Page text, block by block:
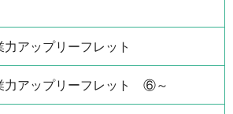
アップリーフレット
力アップリーフレット ⑥～